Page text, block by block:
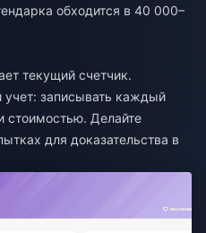
обходится в 40 000–
текущий счетчик.
учет: записывать каждый
стоимостью. Делайте
для доказательства в